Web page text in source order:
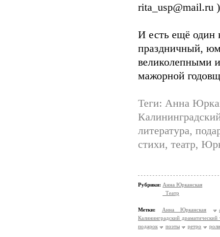
rita_usp@mail.ru
И есть ещё один
праздничный,
великолепными
мажорной
Теги: Анна
литература,
стихи, театр,
Рубрики: Анна Юрканская
_Театр
Метки: Анна Юрканская
Калининградский драматический
подарок
поэты ретро роли